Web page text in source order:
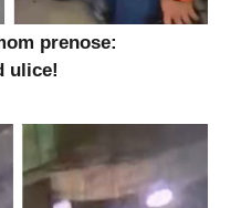
prenose:
ulice!